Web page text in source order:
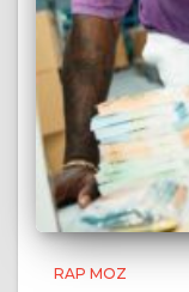
RAP MOZ